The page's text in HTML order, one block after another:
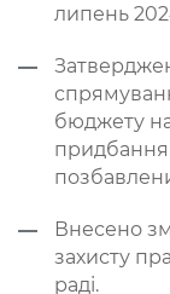
липень
бюджету
придбання
Внесено
захисту